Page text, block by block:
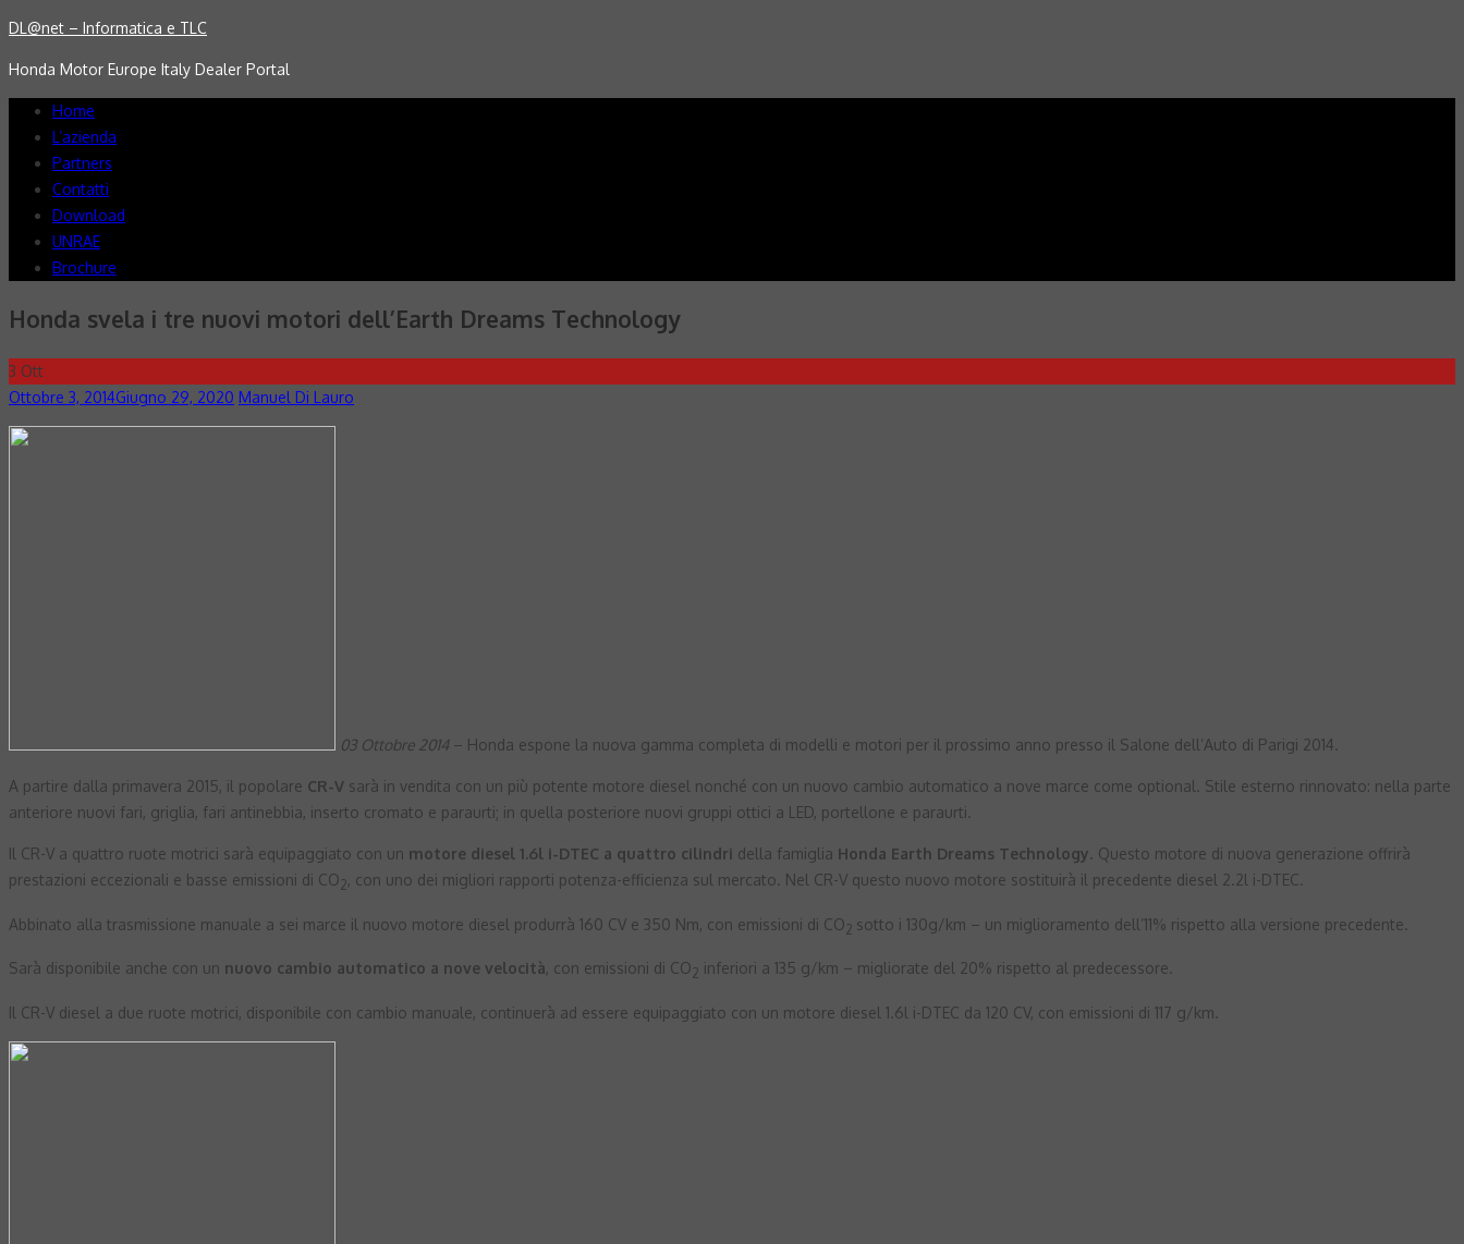
Skip
content
DL@net – Informatica e TLC
Honda Motor Europe Italy Dealer Portal
Home
L’azienda
Partners
Contatti
Download
UNRAE
Brochure
Honda svela i tre nuovi motori dell’Earth Dreams Technology
3 Ott
Posted
on
Ottobre 3, 2014Giugno 29, 2020 Author
Manuel Di Lauro
03 Ottobre 2014– Honda espone la nuova gamma completa di modelli e motori per il prossimo anno presso il Salone dell’Auto di Parigi 2014.
A partire dalla primavera 2015, il popolare CR-V sarà in vendita con un più potente motore diesel nonché con un nuovo cambio automatico a nove marce come optional. Stile esterno rinnovato: nella parte
anteriore nuovi fari, griglia, fari antinebbia, inserto cromato e paraurti; in quella posteriore nuovi gruppi ottici a LED, portellone e paraurti.
Il CR-V a quattro ruote motrici sarà equipaggiato con un motore diesel 1.6l i-DTEC a quattro cilindri della famiglia Honda Earth Dreams Technology . Questo motore di nuova generazione offrirà
prestazioni eccezionali e basse emissioni di CO2, con uno dei migliori rapporti potenza-efficienza sul mercato. Nel CR-V questo nuovo motore sostituirà il precedente diesel 2.2l i-DTEC.
Abbinato alla trasmissione manuale a sei marce il nuovo motore diesel produrrà 160 CV e 350 Nm, con emissioni di CO2 sotto i 130g/km – un miglioramento dell’11% rispetto alla versione precedente.
Sarà disponibile anche con un nuovo cambio automatico a nove velocità, con emissioni di CO2 inferiori a 135 g/km – migliorate del 20% rispetto al predecessore.
Il CR-V diesel a due ruote motrici, disponibile con cambio manuale, continuerà ad essere equipaggiato con un motore diesel 1.6l i-DTEC da 120 CV, con emissioni di 117 g/km.